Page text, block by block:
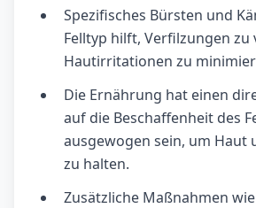
Spezifisches Bürsten und
Felltyp hilft, Verfilzungen
Hautirritationen zu
Die Ernährung hat einen
auf die Beschaffenheit des
ausgewogen sein, um Haut
zu halten.
Zusätzliche Maßnahmen